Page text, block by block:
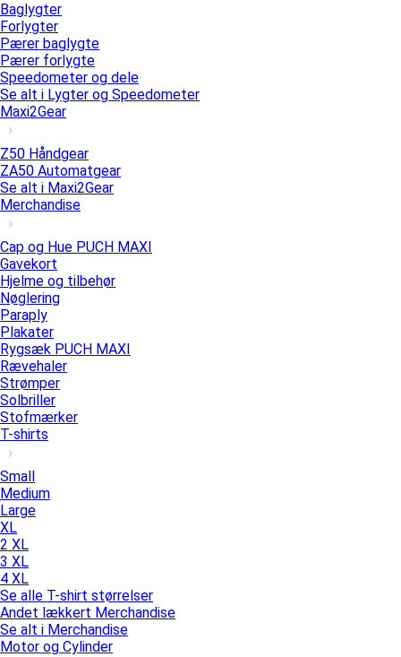
Baglygter
Forlygter
Pærer baglygte
Pærer forlygte
Speedometer og dele
Se alt i Lygter og Speedometer
Maxi2Gear
Z50 Håndgear
ZA50 Automatgear
Se alt i Maxi2Gear
Merchandise
Cap og Hue PUCH MAXI
Gavekort
Hjelme og tilbehør
Nøglering
Paraply
Plakater
Rygsæk PUCH MAXI
Rævehaler
Strømper
Solbriller
Stofmærker
T-shirts
Small
Medium
Large
XL
2 XL
3 XL
4 XL
Se alle T-shirt størrelser
Andet lækkert Merchandise
Se alt i Merchandise
Motor og Cylinder